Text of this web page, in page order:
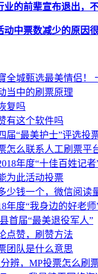
业的前辈宣布退出，
动中票数减少的原因
全城甄选最美情侣！
当中的刷票原理
复吗
有这个软件吗
届“最美护士”评选投
怎么联系人工刷票平
年度“十佳百姓记者
为此活动投票
少钱一个，微信阅读
年度“我身边的好老师
首届“最美退役军人”
点赞，刷赞方法
团队是什么意思
辨，MP投票怎么刷